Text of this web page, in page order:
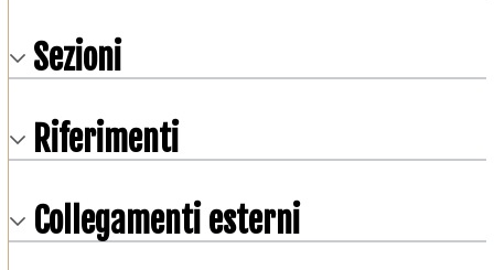
Sezioni
Riferimenti
Collegamenti esterni